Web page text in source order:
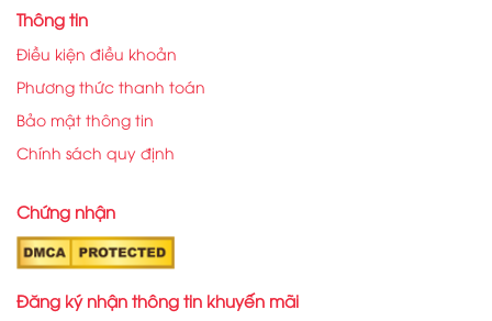
Thông tin
Điều kiện điều khoản
Phương thức thanh toán
Bảo mật thông tin
Chính sách quy định
Chứng nhận
Đăng ký nhận thông tin khuyến mãi